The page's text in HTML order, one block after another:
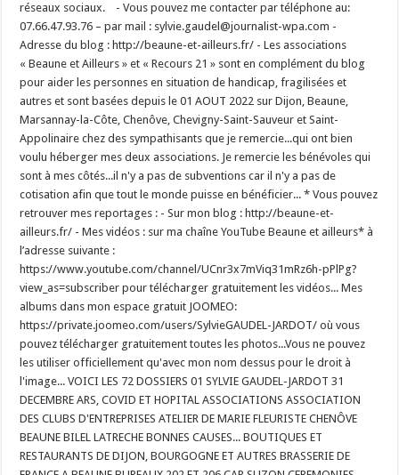
réseaux sociaux. - Vous pouvez me contacter par téléphone au:
07.66.47.93.76 – par mail : sylvie.gaudel@journalist-wpa.com -
Adresse du blog : http://beaune-et-ailleurs.fr/ - Les associations
« Beaune et Ailleurs » et « Recours 21 » sont en complément du blog
pour aider les personnes en situation de handicap, fragilisées et
autres et sont basées depuis le 01 AOUT 2022 sur Dijon, Beaune,
Marsannay-la-Côte, Chenôve, Chevigny-Saint-Sauveur et Saint-
Appolinaire chez des sympathisants que je remercie...qui ont bien
voulu héberger mes deux associations. Je remercie les bénévoles qui
sont à mes côtés...il n'y a pas de subventions car il n'y a pas de
cotisation afin que tout le monde puisse en bénéficier... * Vous pouvez
retrouver mes reportages : - Sur mon blog : http://beaune-et-
ailleurs.fr/ - Mes vidéos : sur ma chaîne YouTube Beaune et ailleurs* à
l’adresse suivante :
https://www.youtube.com/channel/UCnr3x7mViq31mRz6h-pPlPg?
view_as=subscriber pour télécharger gratuitement les vidéos... Mes
albums dans mon espace gratuit JOOMEO:
https://private.joomeo.com/users/SylvieGAUDEL-JARDOT/ où vous
pouvez télécharger gratuitement toutes les photos...Vous ne pouvez
les utiliser officiellement qu'avec mon nom dessus pour le droit à
l'image... VOICI LES 72 DOSSIERS 01 SYLVIE GAUDEL-JARDOT 31
DECEMBRE ARS, COVID ET HOPITAL ASSOCIATIONS ASSOCIATION
DES CLUBS D'ENTREPRISES ATELIER DE MARIE FLEURISTE CHENÔVE
BEAUNE BILEL LATRECHE BONNES CAUSES... BOUTIQUES ET
RESTAURANTS DE DIJON, BOURGOGNE ET AUTRES BRASSERIE DE